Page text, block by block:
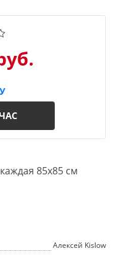
85х85 см
Алексей Kislow